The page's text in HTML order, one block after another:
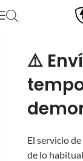
⚠️
El servicio
de lo